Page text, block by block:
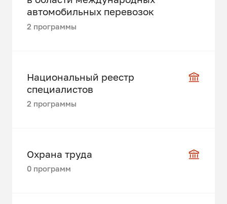
автомобильных перевозок
2 программы
Национальный реестр
специалистов
2 программы
Охрана труда
0 программ